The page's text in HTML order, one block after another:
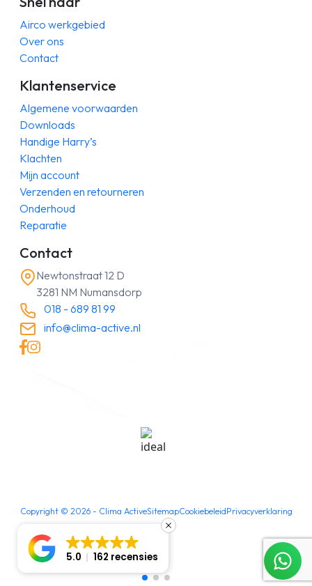
5.0 162 recensies
Airco werkgebied
Over ons
Contact
Klantenservice
Algemene voorwaarden
Downloads
Handige Harry’s
Klachten
Mijn account
Verzenden en retourneren
Onderhoud
Reparatie
Contact
Newtonstraat 12 D
3281 NM Numansdorp
018 - 689 81 99
info@clima-active.nl
Copyright © 2026- Clima ActiveSitemapCookiebeleidPrivacyverklaring